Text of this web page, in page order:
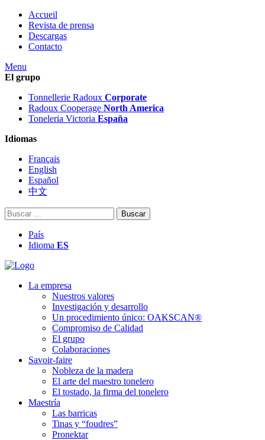
Accueil
Revista de prensa
Descargas
Contacto
Menu
El grupo
Tonnellerie Radoux Corporate
Radoux Cooperage North America
Toneleria Victoria España
Idiomas
Français
English
Español
中文
Buscar:
País
Idioma ES
La empresa
Nuestros valores
Investigación y desarrollo
Un procedimiento único: OAKSCAN®
Compromiso de Calidad
El grupo
Colaboraciones
Savoir-faire
Nobleza de la madera
El arte del maestro tonelero
El tostado, la firma del tonelero
Maestría
Las barricas
Tinas y “foudres”
Pronektar